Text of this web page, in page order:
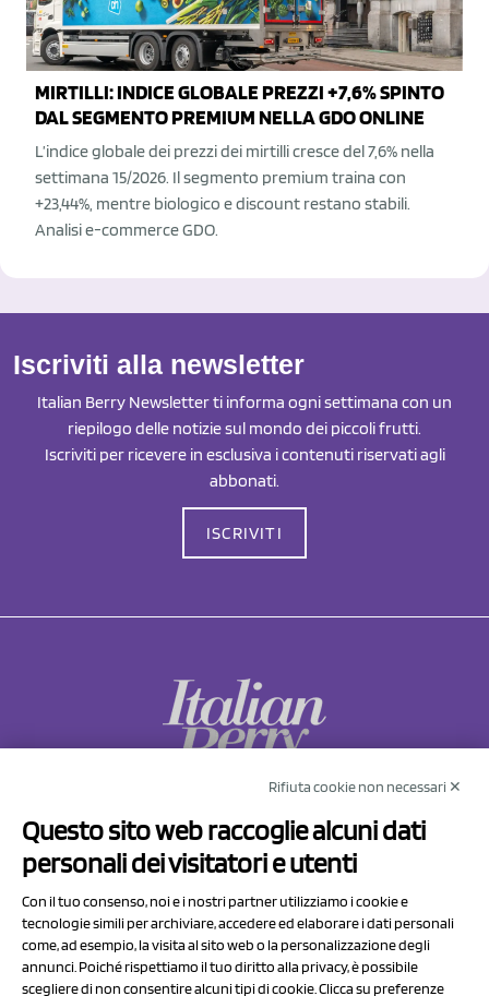
MIRTILLI: INDICE GLOBALE PREZZI +7,6% SPINTO
DAL SEGMENTO PREMIUM NELLA GDO ONLINE
L’indice globale dei prezzi dei mirtilli cresce del 7,6% nella
settimana 15/2026. Il segmento premium traina con
+23,44%, mentre biologico e discount restano stabili.
Analisi e-commerce GDO.
Iscriviti alla newsletter
Italian Berry Newsletter ti informa ogni settimana con un
riepilogo delle notizie sul mondo dei piccoli frutti.
Iscriviti per ricevere in esclusiva i contenuti riservati agli
abbonati.
ISCRIVITI
Via Prov.le Sassuolo Vignola 315/1
41057 Spilamberto (MO)
P.I/C.F. 01041460369
REA: MO 208553
Rifiuta cookie non necessari ✕
Questo sito web raccoglie alcuni dati
personali dei visitatori e utenti
Con il tuo consenso, noi e i nostri partner utilizziamo i cookie e
tecnologie simili per archiviare, accedere ed elaborare i dati personali
come, ad esempio, la visita al sito web o la personalizzazione degli
annunci. Poiché rispettiamo il tuo diritto alla privacy, è possibile
scegliere di non consentire alcuni tipi di cookie. Clicca su preferenze